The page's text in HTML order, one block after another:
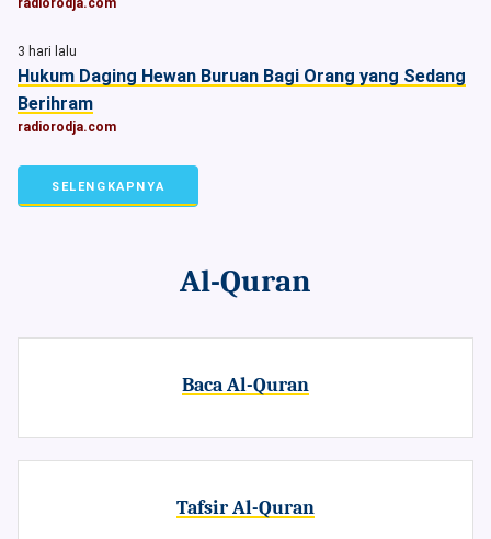
radiorodja.com
3 hari lalu
Hukum Daging Hewan Buruan Bagi Orang yang Sedang
Berihram
radiorodja.com
SELENGKAPNYA
Al-Quran
Baca Al-Quran
Tafsir Al-Quran